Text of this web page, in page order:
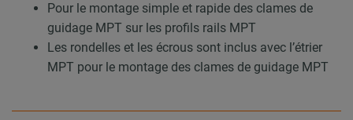
Pour le montage simple et rapide des clames de
guidage MPT sur les profils rails MPT
Les rondelles et les écrous sont inclus avec l’étrier
MPT pour le montage des clames de guidage MPT